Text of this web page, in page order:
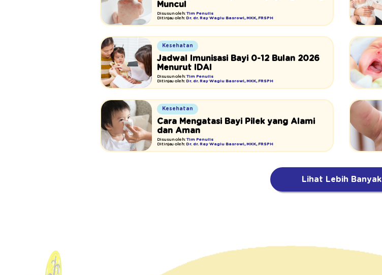
Muncul
Disusun oleh: Tim Penulis
Ditinjau oleh: Dr. dr. Ray Wagiu Basrowi, MKK, FRSPH
Kesehatan
Jadwal Imunisasi Bayi 0-12 Bulan 2026
Menurut IDAI
Disusun oleh: Tim Penulis
Ditinjau oleh: Dr. dr. Ray Wagiu Basrowi, MKK, FRSPH
Kesehatan
Cara Mengatasi Bayi Pilek yang Alami
dan Aman
Disusun oleh: Tim Penulis
Ditinjau oleh: Dr. dr. Ray Wagiu Basrowi, MKK, FRSPH
Lihat Lebih Banyak